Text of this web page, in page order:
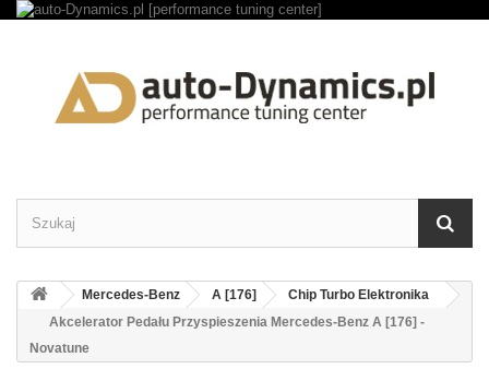
Mercedes-Benz A [176]
Chip Turbo Elektronika
Akcelerator Pedału Przyspieszenia Mercedes-Benz A [176] -
Novatune